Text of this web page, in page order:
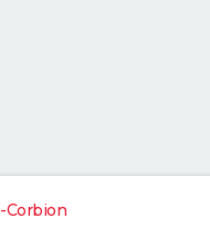
Corbion